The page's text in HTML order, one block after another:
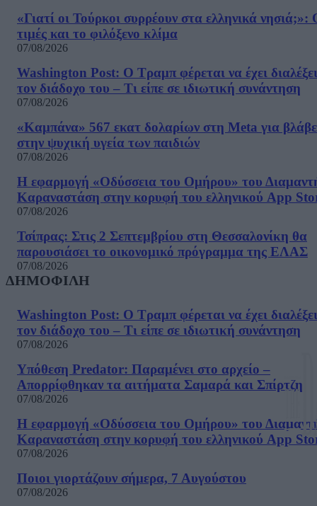
«Γιατί οι Τούρκοι συρρέουν στα ελληνικά νησιά;»:
τιμές και το φιλόξενο κλίμα
07/08/2026
Washington Post: Ο Τραμπ φέρεται να έχει διαλέξει
τον διάδοχο του – Τι είπε σε ιδιωτική συνάντηση
07/08/2026
«Καμπάνα» 567 εκατ δολαρίων στη Meta για
στην ψυχική υγεία των παιδιών
07/08/2026
Η εφαρμογή «Οδύσσεια του Ομήρου» του
Καραναστάση στην κορυφή του ελληνικού App
07/08/2026
Τσίπρας: Στις 2 Σεπτεμβρίου στη Θεσσαλονίκη θα
παρουσιάσει το οικονομικό πρόγραμμα της ΕΛΑΣ
07/08/2026
ΔΗΜΟΦΙΛΗ
Washington Post: Ο Τραμπ φέρεται να έχει διαλέξει
τον διάδοχο του – Τι είπε σε ιδιωτική συνάντηση
07/08/2026
Υπόθεση Predator: Παραμένει στο αρχείο –
Απορρίφθηκαν τα αιτήματα Σαμαρά και Σπίρτζη
07/08/2026
Η εφαρμογή «Οδύσσεια του Ομήρου» του
Καραναστάση στην κορυφή του ελληνικού App
07/08/2026
Ποιοι γιορτάζουν σήμερα, 7 Αυγούστου
07/08/2026